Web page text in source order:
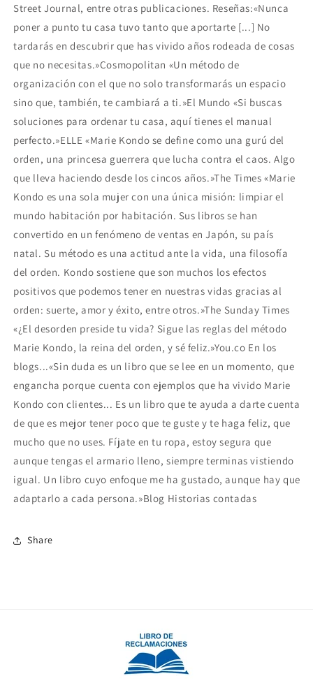
Street Journal, entre otras publicaciones. Reseñas:«Nunca
poner a punto tu casa tuvo tanto que aportarte [...] No
tardarás en descubrir que has vivido años rodeada de cosas
que no necesitas.»Cosmopolitan «Un método de
organización con el que no solo transformarás un espacio
sino que, también, te cambiará a ti.»El Mundo «Si buscas
soluciones para ordenar tu casa, aquí tienes el manual
perfecto.»ELLE «Marie Kondo se define como una gurú del
orden, una princesa guerrera que lucha contra el caos. Algo
que lleva haciendo desde los cincos años.»The Times «Marie
Kondo es una sola mujer con una única misión: limpiar el
mundo habitación por habitación. Sus libros se han
convertido en un fenómeno de ventas en Japón, su país
natal. Su método es una actitud ante la vida, una filosofía
del orden. Kondo sostiene que son muchos los efectos
positivos que podemos tener en nuestras vidas gracias al
orden: suerte, amor y éxito, entre otros.»The Sunday Times
«¿El desorden preside tu vida? Sigue las reglas del método
Marie Kondo, la reina del orden, y sé feliz.»You.co En los
blogs...«Sin duda es un libro que se lee en un momento, que
engancha porque cuenta con ejemplos que ha vivido Marie
Kondo con clientes... Es un libro que te ayuda a darte cuenta
de que es mejor tener poco que te guste y te haga feliz, que
mucho que no uses. Fíjate en tu ropa, estoy segura que
aunque tengas el armario lleno, siempre terminas vistiendo
igual. Un libro cuyo enfoque me ha gustado, aunque hay que
adaptarlo a cada persona.»Blog Historias contadas
Share